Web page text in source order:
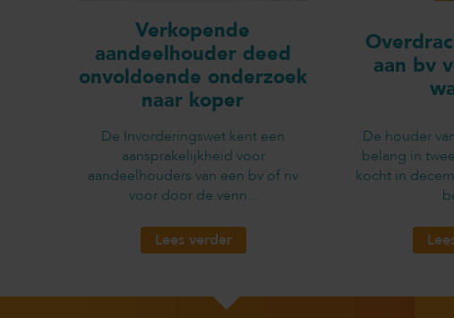
Verkopende
aandeelhouder deed
onvoldoende onderzoek
naar koper
De Invorderingswet kent een
aansprakelijkheid voor
aandeelhouders van een bv of nv
voor door de venn...
Lees verder
aan bv
De houder
belang in
kocht in